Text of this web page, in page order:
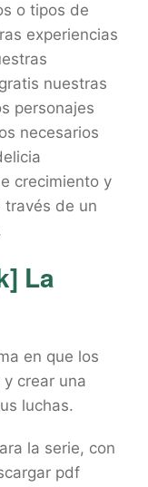
o tipos de
experiencias
nuestras
personajes
necesarios
crecimiento y
través de un
La
en que los
crear una
luchas.
la serie, con
pdf